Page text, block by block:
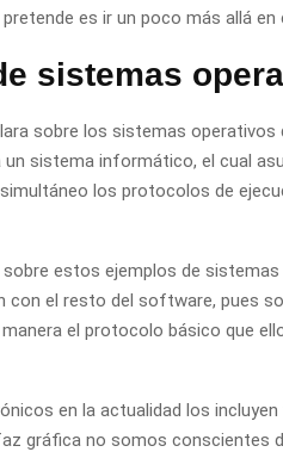
es ir un poco más allá
sistemas
sobre los sistemas
sistema informático, el cual
los protocolos de
estos ejemplos de
con el resto del software, pues
el protocolo básico que
en la actualidad los
gráfica no somos conscientes